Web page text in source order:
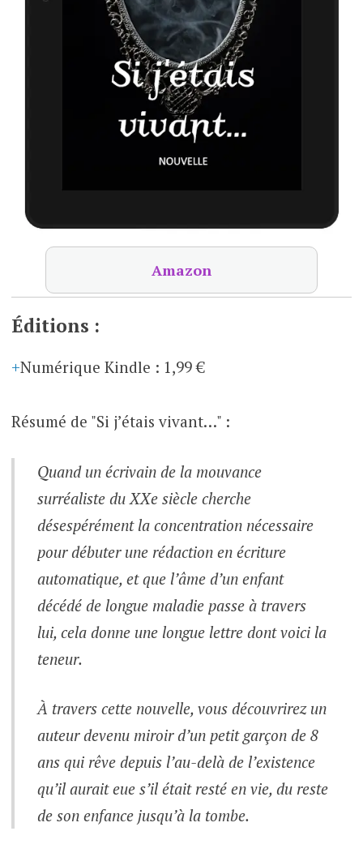
Amazon
Éditions :
Numérique Kindle : 1,99 €
Résumé de "Si j’étais vivant…" :
Quand un écrivain de la mouvance
surréaliste du XXe siècle cherche
désespérément la concentration nécessaire
pour débuter une rédaction en écriture
automatique, et que l’âme d’un enfant
décédé de longue maladie passe à travers
lui, cela donne une longue lettre dont voici la
teneur.
À travers cette nouvelle, vous découvrirez un
auteur devenu miroir d’un petit garçon de 8
ans qui rêve depuis l’au-delà de l’existence
qu’il aurait eue s’il était resté en vie, du reste
de son enfance jusqu’à la tombe.